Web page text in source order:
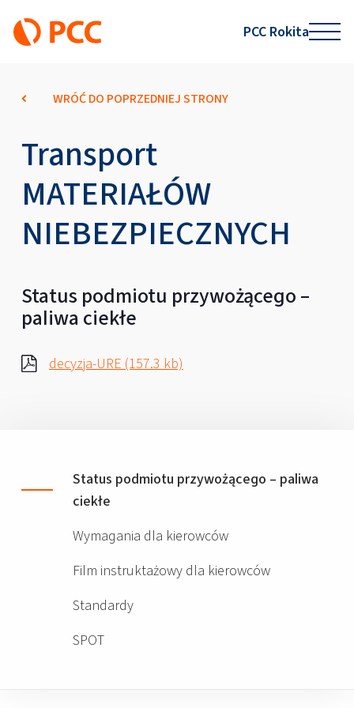
PCC Rokita
WRÓĆ DO POPRZEDNIEJ STRONY
Transport
MATERIAŁÓW
NIEBEZPIECZNYCH
Status podmiotu przywożącego –
paliwa ciekłe
decyzja-URE (157.3 kb)
Status podmiotu przywożącego – paliwa
ciekłe
Wymagania dla kierowców
Film instruktażowy dla kierowców
Standardy
SPOT